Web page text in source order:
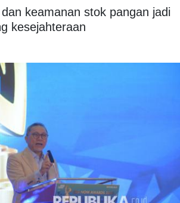
keamanan stok pangan jadi
kesejahteraan